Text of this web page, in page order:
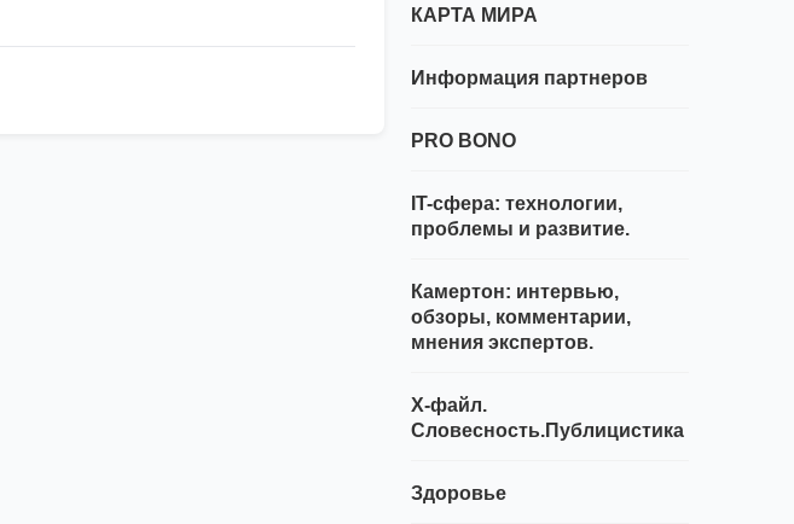
КАРТА МИРА
Информация партнеров
PRO BONO
IT-сфера: технологии,
проблемы и развитие.
Камертон: интервью,
обзоры, комментарии,
мнения экспертов.
Х-файл.
Словесность.Публицистика
Здоровье